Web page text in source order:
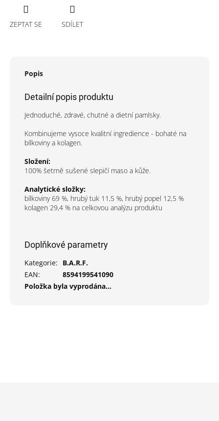
ZEPTAT SE SDÍLET
Popis
Detailní popis produktu
Jednoduché, zdravé, chutné a dietní pamlsky.
Kombinujeme vysoce kvalitní ingredience - bohaté na
bílkoviny a kolagen.
Složení:
100% šetrně sušené slepičí maso a kůže.
Analytické složky:
bílkoviny 69 %, hrubý tuk 11,5 %, hrubý popel 12,5 %
kolagen 29,4 % na celkovou analýzu produktu
Doplňkové parametry
Kategorie:
B.A.R.F.
EAN:
8594199541090
Položka byla vyprodána…